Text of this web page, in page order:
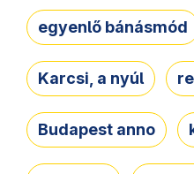
egyenlő bánásmód
Karcsi, a nyúl
Budapest anno